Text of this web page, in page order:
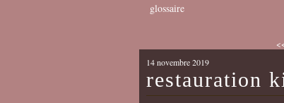
glossaire
14 novembre 2019
restauration